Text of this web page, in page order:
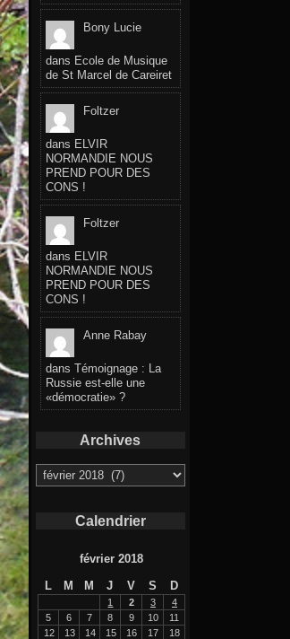
Bony Lucie
dans Ecole de Musique
de St Marcel de Careiret
Foltzer
dans ELVIR
NORMANDIE NOUS
PREND POUR DES
CONS !
Foltzer
dans ELVIR
NORMANDIE NOUS
PREND POUR DES
CONS !
Anne Rabay
dans Témoignage : La
Russie est-elle une
«démocratie» ?
Archives
Archives
Calendrier
février 2018
L
M M J V S D
1 2 3
4
5
6 7 8 9 10
11
12
13 14 15 16 17
18